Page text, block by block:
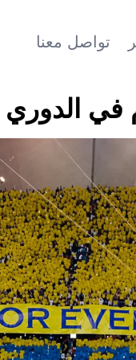
تواصل معنا
في الدوري